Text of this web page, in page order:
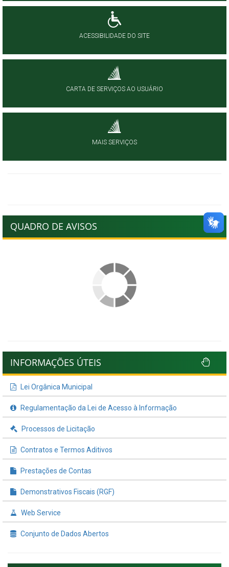
ACESSIBILIDADE DO SITE
CARTA DE SERVIÇOS AO USUÁRIO
MAIS SERVIÇOS
QUADRO DE AVISOS
INFORMAÇÕES ÚTEIS
Lei Orgânica Municipal
Regulamentação da Lei de Acesso à Informação
Processos de Licitação
Contratos e Termos Aditivos
Prestações de Contas
Demonstrativos Fiscais (RGF)
Web Service
Conjunto de Dados Abertos